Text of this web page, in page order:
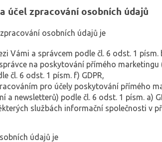
účel zpracování osobních údajů
osobních údajů je
Vámi a správcem podle čl. 6 odst. 1 písm.
na poskytování přímého
čl. 6 odst. 1 písm. f) GDPR,
pro účely poskytování přímého
a newsletterů) podle čl. 6 odst. 1 písm. a)
službách informační společnosti v
údajů je